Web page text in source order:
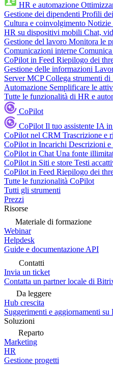
HR e automazione
Gestione dei dipendenti Profili
Cultura e coinvolgimento Notizie
HR su dispositivi mobili Chat,
Gestione del lavoro Monitora le
Comunicazioni interne
CoPilot in Feed Riepilogo dei
Gestione delle informazioni
Server MCP Collega strumenti
Automazione Semplificare le
Tutte le funzionalità di HR e
CoPilot
CoPilot Il tuo assistente IA
CoPilot nel CRM Trascrizione e
CoPilot in Incarichi Descrizioni
CoPilot in Chat Una fonte
CoPilot in Siti e store Testi
CoPilot in Feed Riepilogo dei
Tutte le funzionalità CoPilot
Tutti gli strumenti
Prezzi
Risorse
Materiale di formazione
Webinar
Helpdesk
Guide e documentazione API
Contatti
Invia un ticket
Contatta un partner locale di
Da leggere
Hub crescita
Suggerimenti e aggiornamenti
Soluzioni
Reparto
Marketing
HR
Gestione progetti